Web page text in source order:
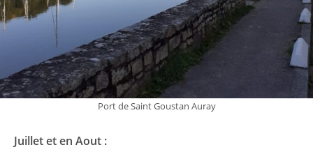
Port de Saint Goustan Auray
Juillet et en Aout :